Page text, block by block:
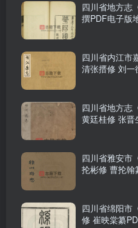
四川省地方志
撰PDF电子版
四川省内江市
清张搢修 刘
四川省地方志
黄廷桂修 张
四川省雅安市
抡彬修 曹抡
四川省绵阳市
修 崔映棠纂